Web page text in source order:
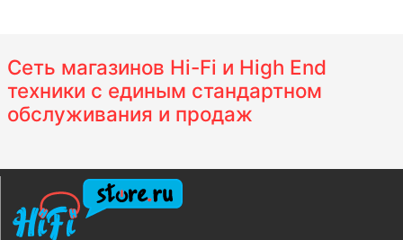
Сеть магазинов Hi-Fi и High End
техники с единым стандартном
обслуживания и продаж